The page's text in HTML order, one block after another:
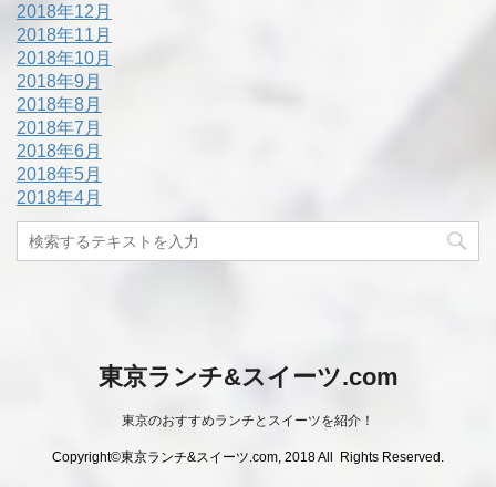
2018年12月
2018年11月
2018年10月
2018年9月
2018年8月
2018年7月
2018年6月
2018年5月
2018年4月
東京ランチ&スイーツ.com
東京のおすすめランチとスイーツを紹介！
Copyright©東京ランチ&スイーツ.com, 2018 All Rights Reserved.